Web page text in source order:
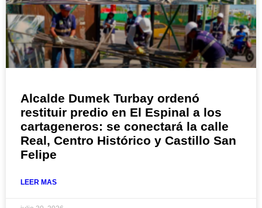
Alcalde Dumek Turbay ordenó
restituir predio en El Espinal a los
cartageneros: se conectará la calle
Real, Centro Histórico y Castillo San
Felipe
LEER MAS